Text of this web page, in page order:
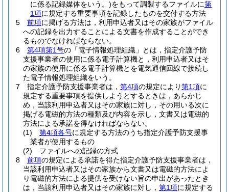
に係る記録媒体をいう。)をもって調製するファイルに第
1項に規定する重要事項を記録したものを交付する方法
5
前項に掲げる方法は，利用申込者又はその家族がファイル
への記録を出力することによる文書を作成することができ
るものでなければならない。
6
第4項第1号の「電子情報処理組織」とは，指定介護予防
支援事業者の使用に係る電子計算機と，利用申込者又はそ
の家族の使用に係る電子計算機とを電気通信回線で接続し
た電子情報処理組織をいう。
7
指定介護予防支援事業者は， 第4項の規定により第1項に
規定する重要事項を提供しようとするときは，あらかじ
め，当該利用申込者又はその家族に対し，その用いる次に
掲げる電磁的方法の種類及び内容を示し，文書又は電磁的
方法による承諾を得なければならない。
(1)
第4項各号に規定する方法のうち指定介護予防支援事
業者が使用するもの
(2)
ファイルへの記録の方式
8
前項の規定による承諾を得た指定介護予防支援事業者は，
当該利用申込者又はその家族から文書又は電磁的方法によ
り電磁的方法による提供を受けない旨の申出があったとき
は，当該利用申込者又はその家族に対し， 第1項に規定する